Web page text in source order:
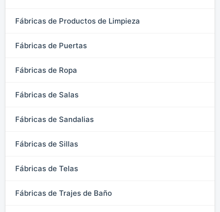
Fábricas de Productos de Limpieza
Fábricas de Puertas
Fábricas de Ropa
Fábricas de Salas
Fábricas de Sandalias
Fábricas de Sillas
Fábricas de Telas
Fábricas de Trajes de Baño